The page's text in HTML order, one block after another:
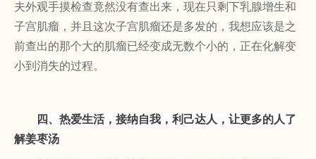
夫外观手摸检查竟然没有查出来，现在只剩下乳腺增生和
子宫肌瘤，并且这次子宫肌瘤还是多发的，我想应该是之
前查出的那个大的肌瘤已经变成无数个小的，正在化解变
小到消失的过程。
四、热爱生活，接纳自我，利己达人，让更多的人了
解姜枣汤